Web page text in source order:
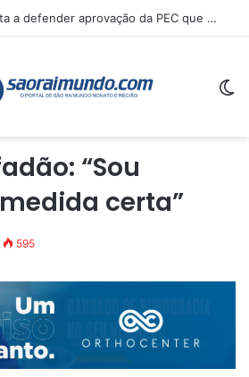
Marcelo Castro volta a defender aprovação da PEC que acaba com a escala 6×1 e avalia clima no Senado
“Sou
certa”
595